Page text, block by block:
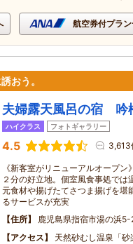
航空券付プラ
おう。
夫婦露天風呂の宿 吟
ハイクラス フォトギャラリー
4.5 3,613
《新客室がリニューアルオープ
２分の好立地。個室風食事処では
元食材や揚げたてさつま揚げを堪
るサービスが充実
住所
鹿児島県指宿市湯の浜
アクセス
天然砂むし温泉「